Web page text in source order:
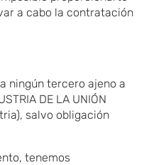
a cabo la contratación
ningún tercero ajeno a
DE LA UNIÓN
salvo obligación
tenemos